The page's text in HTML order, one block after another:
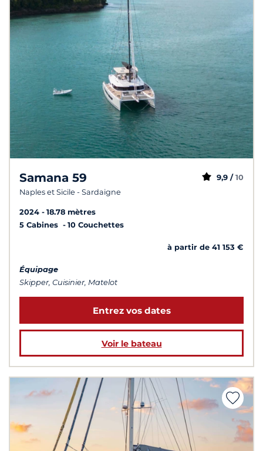
Samana 59
Naples et Sicile - Sardaigne
9,9 / 10
2024
18.78 mètres
5 Cabines
10 Couchettes
à partir de 41 153 €
Équipage
Skipper, Cuisinier, Matelot
Entrez vos dates
Voir le bateau